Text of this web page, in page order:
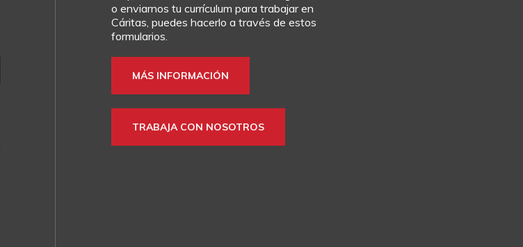
o enviarnos tu currículum para trabajar en
Cáritas, puedes hacerlo a través de estos
formularios.
MÁS INFORMACIÓN
TRABAJA CON NOSOTROS